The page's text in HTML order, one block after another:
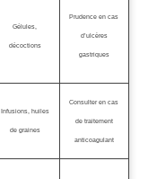
Gélules,
décoctions
Prudence en cas
d’ulcères
gastriques
Infusions, huiles
de graines
Consulter en cas
de traitement
anticoagulant